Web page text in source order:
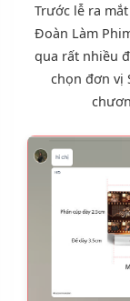
Trước lễ ra
Đoàn Làm
qua rất nhiều
chọn đơn vị